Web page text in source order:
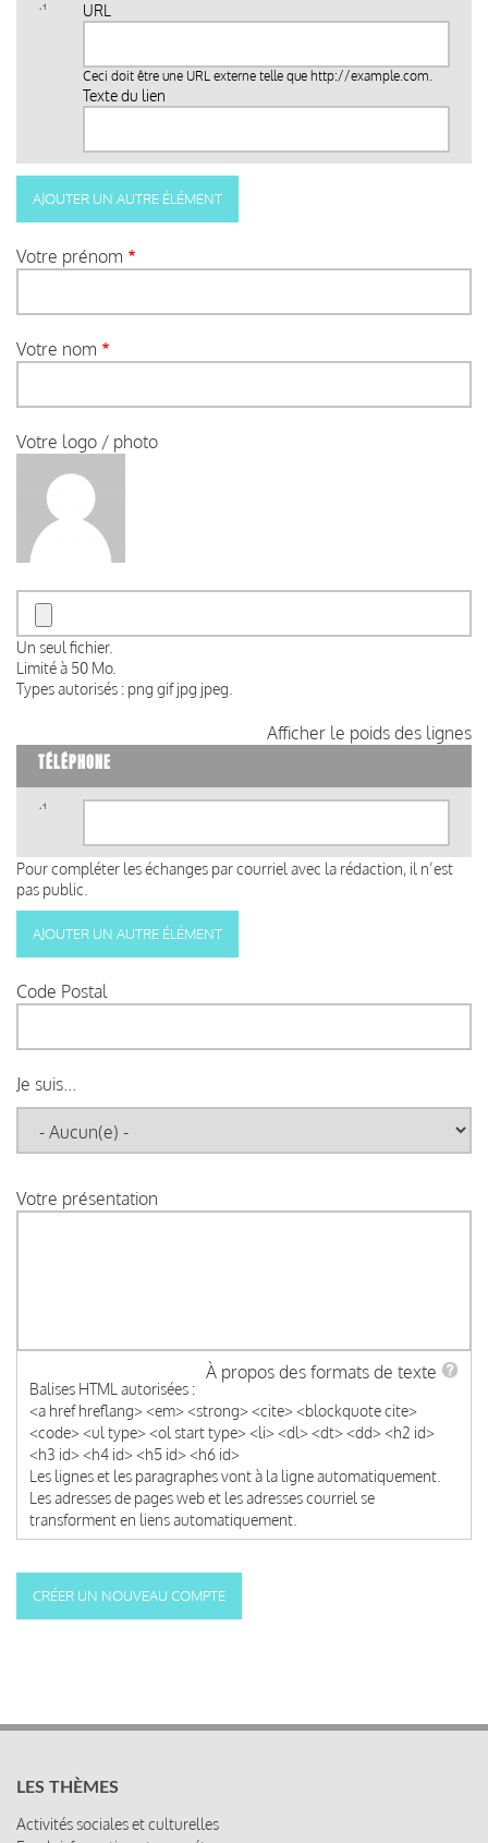
URL
Ceci doit être une URL externe telle que http://example.com.
Texte du lien
Votre prénom
Votre nom
Votre logo / photo
Un seul fichier.
Limité à 50 Mo.
Types autorisés : png gif jpg jpeg.
Afficher le poids des lignes
TÉLÉPHONE
1)
Pour compléter les échanges par courriel avec la rédaction, il n’est
pas public.
Code Postal
Je suis...
Votre présentation
À propos des formats de texte
Balises HTML autorisées :
<a href hreflang> <em> <strong> <cite> <blockquote cite>
<code> <ul type> <ol start type> <li> <dl> <dt> <dd> <h2 id>
<h3 id> <h4 id> <h5 id> <h6 id>
Les lignes et les paragraphes vont à la ligne automatiquement.
Les adresses de pages web et les adresses courriel se
transforment en liens automatiquement.
LES THÈMES
Activités sociales et culturelles